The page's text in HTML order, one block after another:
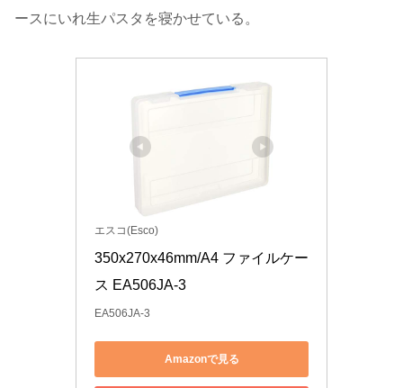
ースにいれ生パスタを寝かせている。
エスコ(Esco)
350x270x46mm/A4 ファイルケー
ス EA506JA-3
EA506JA-3
Amazonで見る